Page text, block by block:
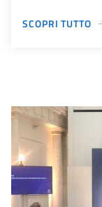
SCOPRI TUTTO